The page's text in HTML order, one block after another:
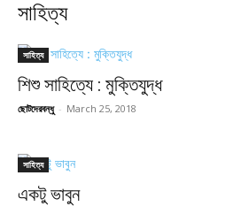
সাহিত্য
সাহিত্য
শিশু সাহিত্যে : মুক্তিযুদ্ধ
ছোটদেরবন্ধু - March 25, 2018
সাহিত্য
একটু ভাবুন